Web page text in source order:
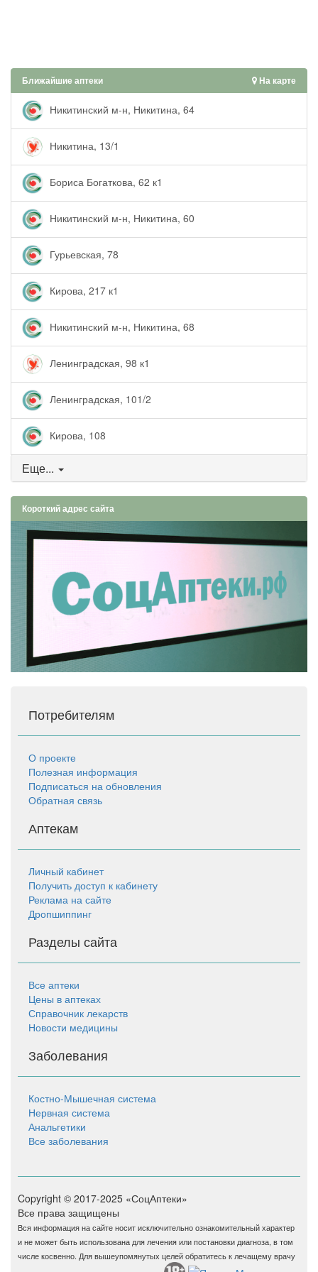
Ближайшие аптеки На карте
Никитинский м-н, Никитина, 64
Никитина, 13/1
Бориса Богаткова, 62 к1
Никитинский м-н, Никитина, 60
Гурьевская, 78
Кирова, 217 к1
Никитинский м-н, Никитина, 68
Ленинградская, 98 к1
Ленинградская, 101/2
Кирова, 108
Еще...
Короткий адрес сайта
Потребителям
О проекте
Полезная информация
Подписаться на обновления
Обратная связь
Аптекам
Личный кабинет
Получить доступ к кабинету
Реклама на сайте
Дропшиппинг
Разделы сайта
Все аптеки
Цены в аптеках
Справочник лекарств
Новости медицины
Заболевания
Костно-Мышечная система
Нервная система
Анальгетики
Все заболевания
Copyright © 2017-2025 «СоцАптеки»
Все права защищены
Вся информация на сайте носит исключительно ознакомительный характер
и не может быть использована для лечения или постановки диагноза, в том
числе косвенно. Для вышеупомянутых целей обратитесь к лечащему врачу